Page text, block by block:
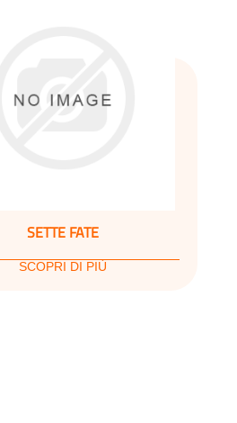
SETTE FATE
SCOPRI DI PIÙ